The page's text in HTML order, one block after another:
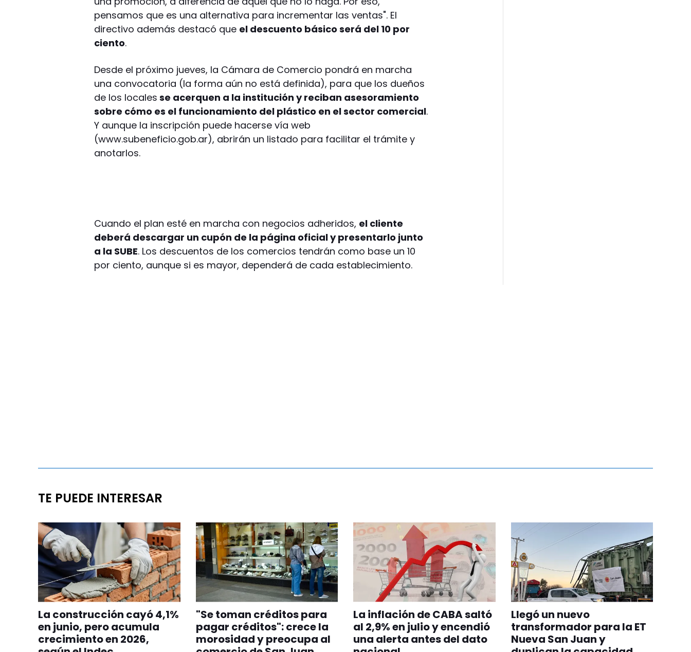
pensamos que es una alternativa para incrementar las ventas". El
directivo además destacó que el descuento básico será del 10 por
ciento.
Desde el próximo jueves, la Cámara de Comercio pondrá en marcha
una convocatoria (la forma aún no está definida), para que los dueños
de los locales se acerquen a la institución y reciban asesoramiento
sobre cómo es el funcionamiento del plástico en el sector comercial.
Y aunque la inscripción puede hacerse vía web
(www.subeneficio.gob.ar), abrirán un listado para facilitar el trámite y
anotarlos.
Cuando el plan esté en marcha con negocios adheridos, el cliente
deberá descargar un cupón de la página oficial y presentarlo junto
a la SUBE. Los descuentos de los comercios tendrán como base un 10
por ciento, aunque si es mayor, dependerá de cada establecimiento.
TE PUEDE INTERESAR
La construcción cayó 4,1%
en junio, pero acumula
crecimiento en 2026,
"Se toman créditos para
pagar créditos": crece la
morosidad y preocupa al
La inflación de CABA saltó
al 2,9% en julio y encendió
una alerta antes del dato
Llegó un nuevo
transformador para la ET
Nueva San Juan y